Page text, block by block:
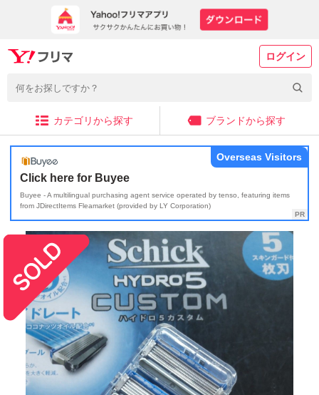
ログイン
カテゴリから探す ブランドから探す
Click here for Buyee
Buyee - A multilingual purchasing agent service operated by tenso, featuring items
from JDirectItems Fleamarket (provided by LY Corporation)
Overseas Visitors